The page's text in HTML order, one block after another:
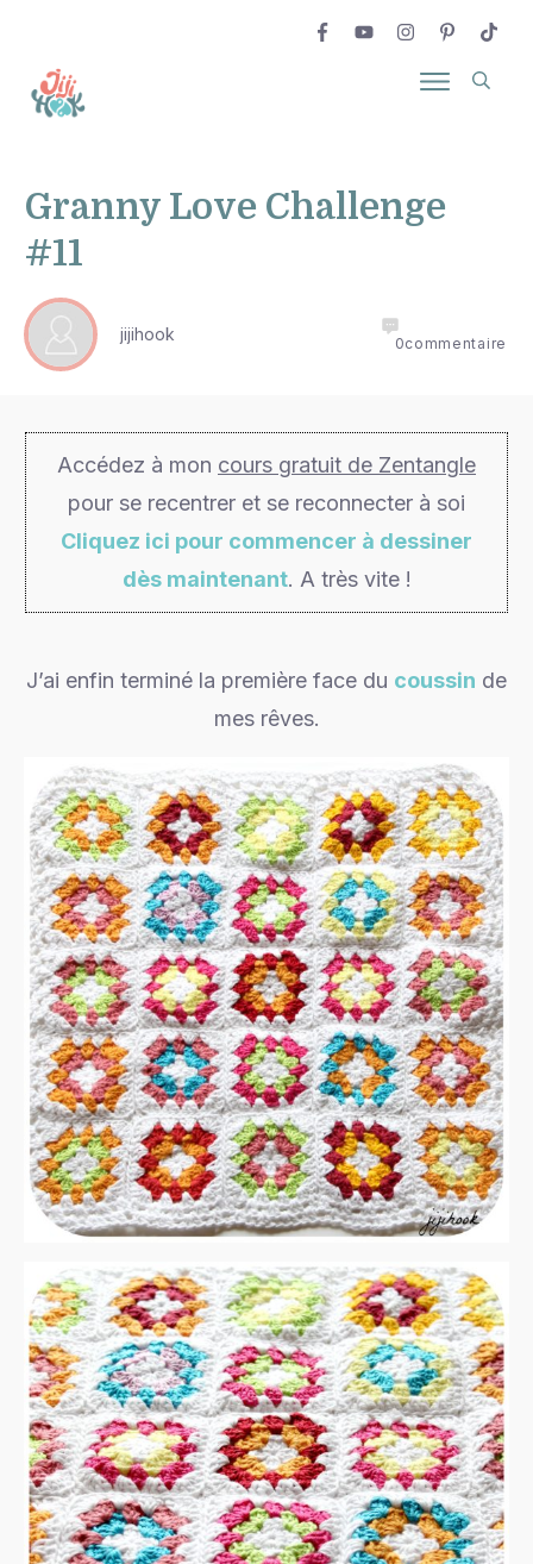
Granny Love Challenge
#11
jijihook 0commentaire
Accédez à mon cours gratuit de Zentangle
pour se recentrer et se reconnecter à soi
Cliquez ici pour commencer à dessiner
dès maintenant. A très vite !
J’ai enfin terminé la première face du coussin de
mes rêves.